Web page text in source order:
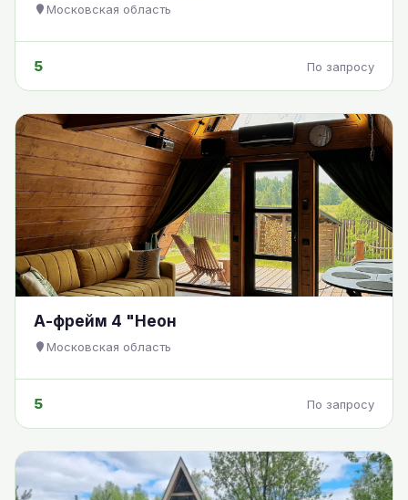
Московская область
5 По запросу
А-фрейм 4 "Неон
Московская область
5 По запросу